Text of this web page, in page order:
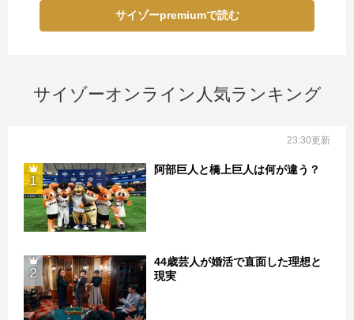
サイゾーpremiumで読む
サイゾーオンライン人気ランキング
23:30更新
1
阿部巨人と橋上巨人は何が違う？
2
44歳芸人が婚活で直面した理想と
現実